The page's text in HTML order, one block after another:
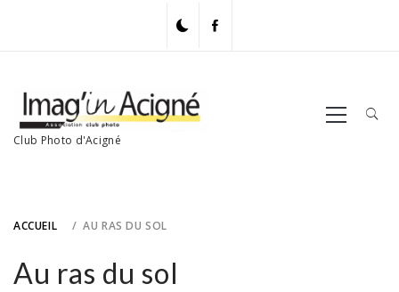
Club Photo d'Acigné
Primary
Menu
ACCUEIL AU RAS DU SOL
Au ras du sol